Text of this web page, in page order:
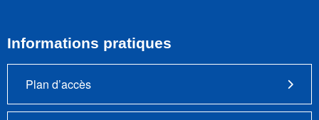
Informations pratiques
Plan d’accès